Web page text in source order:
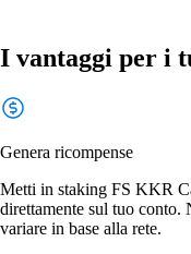
I vantaggi per i
Genera ricompense
Metti in staking FS KKR
direttamente sul tuo conto.
variare in base alla rete.